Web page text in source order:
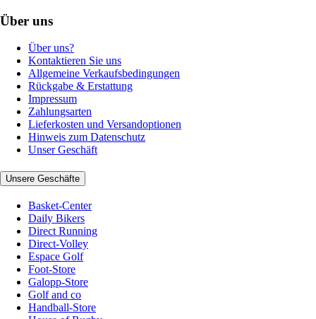
Über uns
Über uns?
Kontaktieren Sie uns
Allgemeine Verkaufsbedingungen
Rückgabe & Erstattung
Impressum
Zahlungsarten
Lieferkosten und Versandoptionen
Hinweis zum Datenschutz
Unser Geschäft
Unsere Geschäfte
Basket-Center
Daily Bikers
Direct Running
Direct-Volley
Espace Golf
Foot-Store
Galopp-Store
Golf and co
Handball-Store